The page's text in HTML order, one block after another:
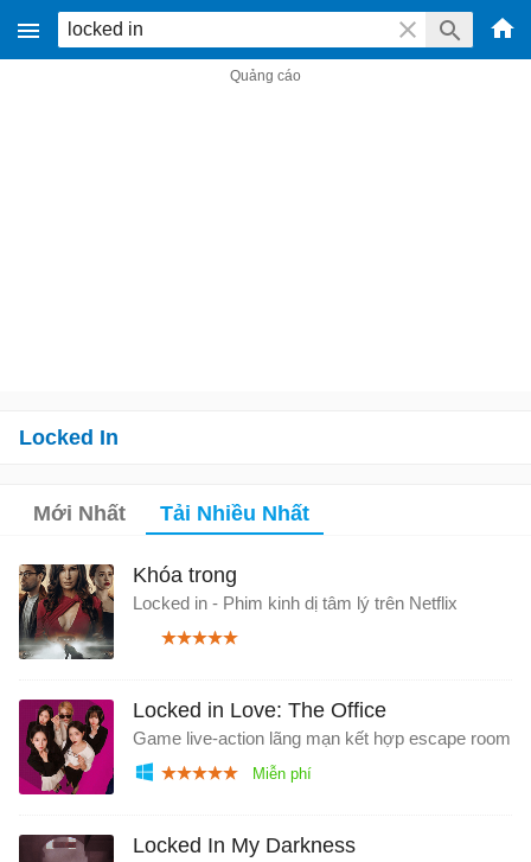
Locked In
Mới Nhất Tải Nhiều Nhất
Khóa trong
Locked in - Phim kinh dị tâm lý trên Netflix
Locked in Love: The Office
Game live-action lãng mạn kết hợp escape room
Locked In My Darkness